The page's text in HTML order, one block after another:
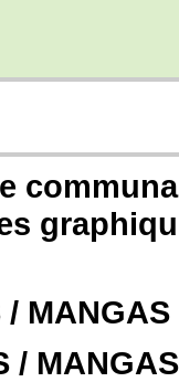
/
/